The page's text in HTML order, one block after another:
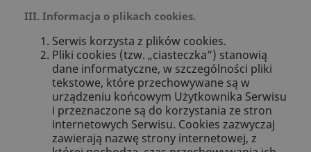
III. Informacja o plikach cookies.
Serwis korzysta z plików cookies.
Pliki cookies (tzw. „ciasteczka”) stanowią
dane informatyczne, w szczególności pliki
tekstowe, które przechowywane są w
urządzeniu końcowym Użytkownika Serwisu
i przeznaczone są do korzystania ze stron
internetowych Serwisu. Cookies zazwyczaj
zawierają nazwę strony internetowej, z